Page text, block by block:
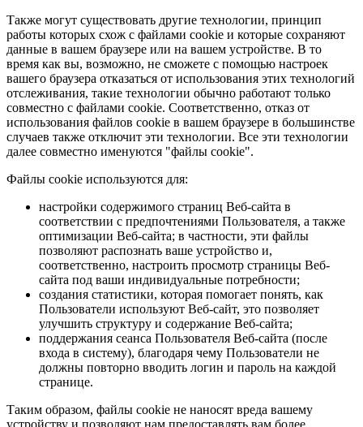
Также могут существовать другие технологии, принцип
работы которых схож с файлами cookie и которые сохраняют
данные в вашем браузере или на вашем устройстве. В то
время как вы, возможно, не сможете с помощью настроек
вашего браузера отказаться от использования этих технологий
отслеживания, такие технологии обычно работают только
совместно с файлами cookie. Соответственно, отказ от
использования файлов cookie в вашем браузере в большинстве
случаев также отключит эти технологии. Все эти технологии
далее совместно именуются "файлы cookie".
Файлы cookie используются для:
настройки содержимого страниц Веб-сайта в
соответствии с предпочтениями Пользователя, а также
оптимизации Веб-сайта; в частности, эти файлы
позволяют распознать ваше устройство и,
соответственно, настроить просмотр страницы Веб-
сайта под ваши индивидуальные потребности;
создания статистики, которая помогает понять, как
Пользователи используют Веб-сайт, это позволяет
улучшить структуру и содержание Веб-сайта;
поддержания сеанса Пользователя Веб-сайта (после
входа в систему), благодаря чему Пользователи не
должны повторно вводить логин и пароль на каждой
странице.
Таким образом, файлы cookie не наносят вреда вашему
устройству и позволяют нам предоставлять вам более